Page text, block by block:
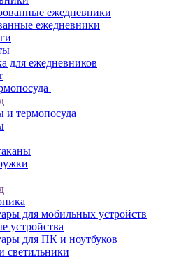
ежедневники
ежедневники
для ежедневников
и термопосуда
для мобильных устройств
устройства
для ПК и ноутбуков
светильники